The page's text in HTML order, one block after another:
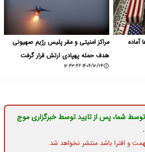
آماده
مراکز امنیتی و مقر پلیس رژیم صهیونی
هدف حمله پهپادی ارتش قرار گرفت
۱۴۰۴/۱۲/۲۴ ۱۲:۴۳:۴۶
شما، پس از تایید توسط خبرگزاری موج
و افترا باشد منتشر نخواهد شد.